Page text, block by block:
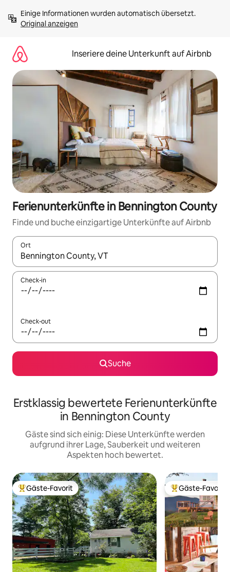
Inhalten
springenOriginal anzeigen
Inseriere deine Unterkunft auf Airbnb
Ferienunterkünfte in Bennington County
Finde und buche einzigartige Unterkünfte auf Airbnb
Ort
Wenn Ergebnisse verfügbar sind, navigiere mit den
Check-in
Check-out
Suche
Erstklassig bewertete Ferienunterkünfte
in Bennington County
Gäste sind sich einig: Diese Unterkünfte werden
aufgrund ihrer Lage, Sauberkeit und weiteren
Aspekten hoch bewertet.
Beliebter Gäste-Favorit.
Gäste-Favorit Beliebter Gäste-
Gäste-Favorit